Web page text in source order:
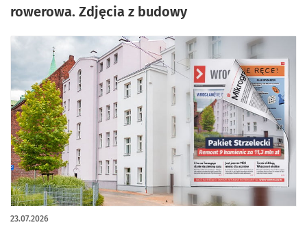
rowerowa. Zdjęcia z budowy
23.07.2026